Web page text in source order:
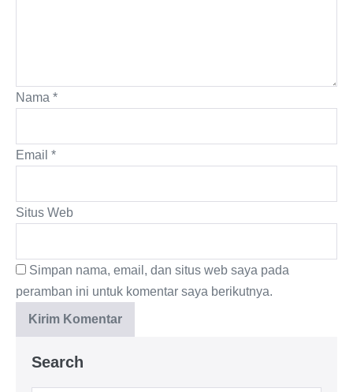
Nama *
Email *
Situs Web
Simpan nama, email, dan situs web saya pada
peramban ini untuk komentar saya berikutnya.
Search